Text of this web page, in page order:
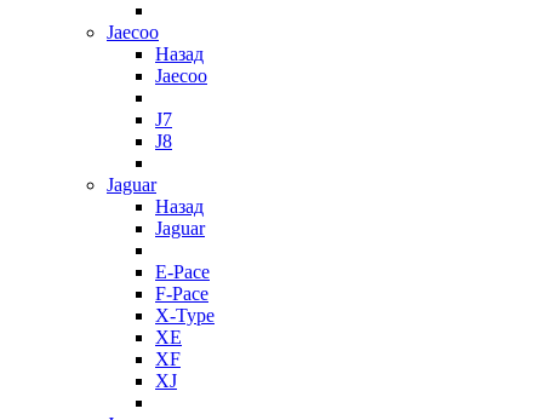
Jaecoo
Назад
Jaecoo
J7
J8
Jaguar
Назад
Jaguar
E-Pace
F-Pace
X-Type
XE
XF
XJ